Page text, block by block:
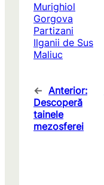
Murighiol
Gorgova
Partizani
Ilganii de Sus
Maliuc
← Anterior:
Descoperă
tainele
mezosferei